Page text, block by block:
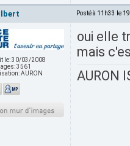
Posté à 11h33 le
le:30/03/2008
3561
AURON
oui elle
mais
AURON